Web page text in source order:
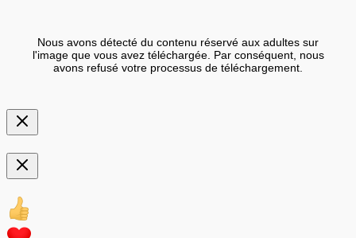
Nous avons détecté du contenu réservé aux adultes sur
l'image que vous avez téléchargée. Par conséquent, nous
avons refusé votre processus de téléchargement.